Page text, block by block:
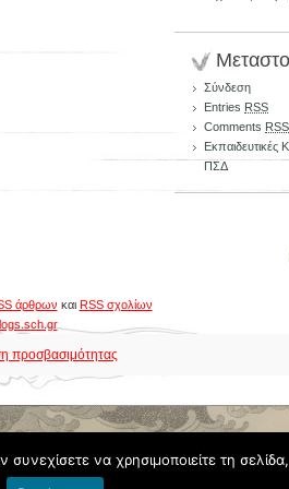
Σύνδεση
Entries RSS
Comments RSS
Εκπαιδευτικές
ΠΣΔ
άρθρων και RSS σχολίων
προσβασιμότητας
να χρησιμοποιείτε τη